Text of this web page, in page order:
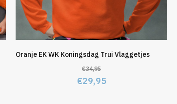
Oranje EK WK Koningsdag Trui Vlaggetjes
€34,95
Oorspronkelijke
€29,95Huidige